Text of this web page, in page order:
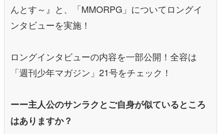
んとす～』と、「MMORPG」についてロングイ
ンタビューを実施！
ロングインタビューの内容を一部公開！全容は
「週刊少年マガジン」21号をチェック！
ーー主人公のサンラクとご自身が似ているところ
はありますか？